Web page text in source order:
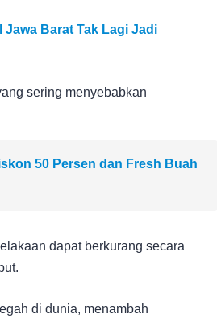
Jawa Barat Tak Lagi Jadi
sering menyebabkan
50 Persen dan Fresh Buah
dapat berkurang secara
di dunia, menambah